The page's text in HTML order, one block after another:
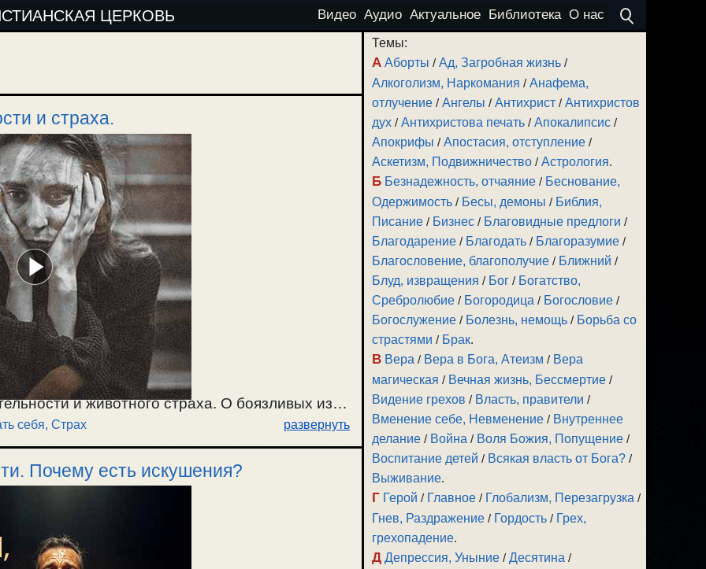
ЦЕРКОВЬ Видео Аудио Актуальное Библиотека О нас
и страха.
и животного страха. О боязливых из
как его не допустить? Об одержимости
Надо не бояться скорби в борьбе со
себя, Страх развернуть
Почему есть искушения?
Темы:
А Аборты /Ад, Загробная жизнь /
Алкоголизм, Наркомания /Анафема,
отлучение /Ангелы /Антихрист /Антихристов
дух /Антихристова печать /Апокалипсис /
Апокрифы /Апостасия, отступление /
Аскетизм, Подвижничество /Астрология.
Б Безнадежность, отчаяние / Беснование,
Одержимость / Бесы, демоны / Библия,
Писание / Бизнес / Благовидные предлоги /
Благодарение / Благодать / Благоразумие /
Благословение, благополучие / Ближний /
Блуд, извращения / Бог / Богатство,
Сребролюбие / Богородица / Богословие /
Богослужение / Болезнь, немощь / Борьба со
страстями / Брак.
В Вера / Вера в Бога, Атеизм / Вера
магическая / Вечная жизнь, Бессмертие /
Видение грехов / Власть, правители /
Вменение себе, Невменение / Внутреннее
делание / Война / Воля Божия, Попущение /
Воспитание детей / Всякая власть от Бога? /
Выживание.
Г Герой / Главное / Глобализм, Перезагрузка /
Гнев, Раздражение / Гордость / Грех,
грехопадение.
Д Депрессия, Уныние /Десятина /